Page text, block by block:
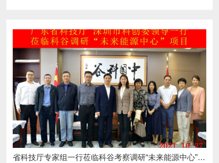
省科技厅专家组一行莅临科谷考察调研“未来能源中心”项目